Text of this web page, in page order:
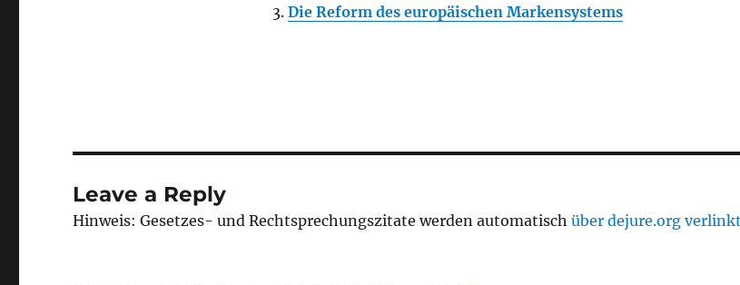
Die Reform des europäischen Markensystems
Leave a Reply
Hinweis: Gesetzes- und Rechtsprechungszitate werden automatischüber dejure.org verlinkt